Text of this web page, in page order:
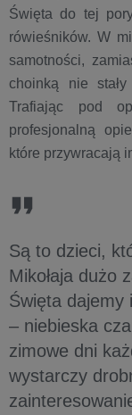
Święta do tej
rówieśników. W
samotności,
choinką nie
Trafiając pod
profesjonalną
które przywracają
Są to dzieci,
Mikołaja dużo
Święta dajemy
– niebieska
zimowe dni
wystarczy